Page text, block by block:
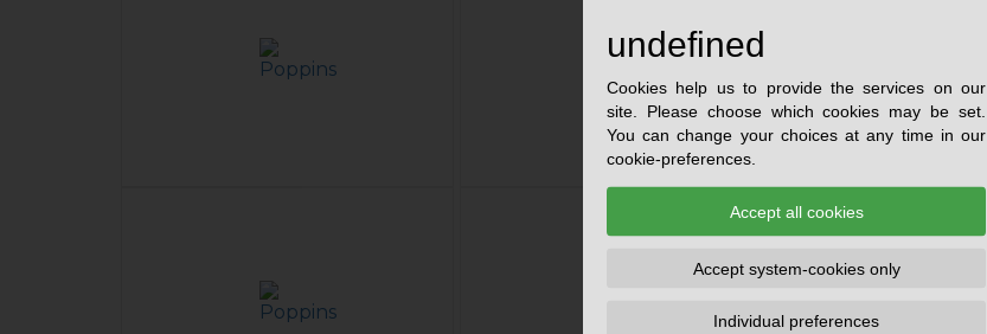
undefined
Cookies help us to provide the services on our
site. Please choose which cookies may be set.
You can change your choices at any time in our
cookie-preferences.
Accept all cookies
Accept system-cookies only
Individual preferences